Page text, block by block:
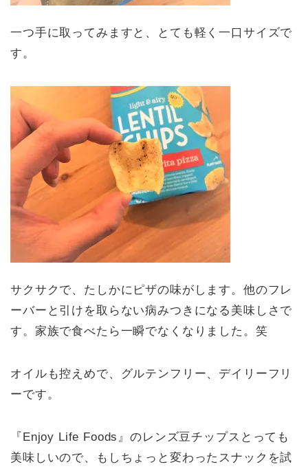
一つ手に取ってみますと、とても軽く一口サイズで
す。
サクサクで、たしかにピザの味がします。他のフレ
ーバーと引けを取らない病みつきになる美味しさで
す。家族で食べたら一瞬でなくなりました。笑
オイルも控えめで、グルテンフリー、デイリーフリ
ーです。
『Enjoy Life Foods』のレンズ豆チップスとっても
美味しいので、もしちょっと変わったスナックを試